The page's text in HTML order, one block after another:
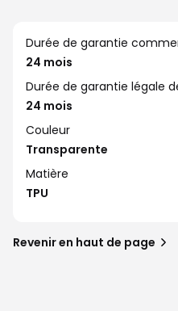
Durée de garantie
24 mois
Durée de garantie légale
24 mois
Couleur
Transparente
Matière
TPU
Revenir en haut de page